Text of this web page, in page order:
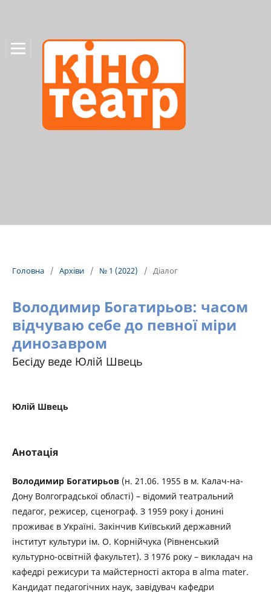
Головна / Архіви / № 1 (2022) / Діалог
Володимир Богатирьов: часом
відчуваю себе до певної міри
динозавром
Бесіду веде Юлій Швець
Юлій Швець
Анотація
Володимир Богатирьов (н. 21.06. 1955 в м. Калач-на-
Дону Волгоградської області) – відомий театральний
педагог, режисер, сценограф. З 1959 року і донині
проживає в Україні. Закінчив Київський державний
інститут культури ім. О. Корнійчука (Рівненський
культурно-освітній факультет). З 1976 року – викладач на
кафедрі режисури та майстерності актора в alma mater.
Кандидат педагогічних наук, завідувач кафедри